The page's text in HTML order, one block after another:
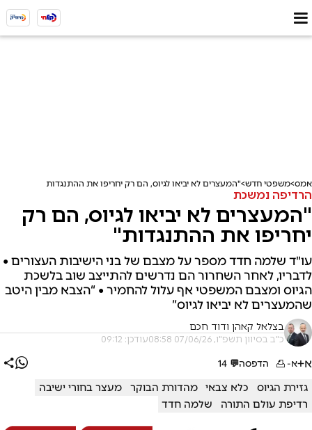
אמס משפטי חדש "המעצרים לא יביאו לגיוס, הם רק יחריפו את ההתנגדות"
הרדיפה נמשכת
"המעצרים לא יביאו לגיוס, הם רק
יחריפו את ההתנגדות"
עו"ד שלמה חדד מספר על מצבם של בני הישיבות העצורים •
לדבריו, לאחר השחרור הם נדרשים להתייצב שוב בלשכת
הגיוס ומצבם המשפטי אף עלול להחמיר • “הצבא מבין היטב
שהמעצרים לא יביאו לגיוס”
בצלאל קאהן ודוד חכם
כ"ב בסיוון תשפ"ו, 07/06/26 08:58 עודכן: 09:12
א+א- הדפסה💬
14
גזירת הגיוס כלא צבאי מהדורת הבוקר
מעצר בחורי ישיבה
רדיפת עולם התורה
שלמה חדד